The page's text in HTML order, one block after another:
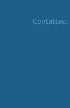
Contattaci: